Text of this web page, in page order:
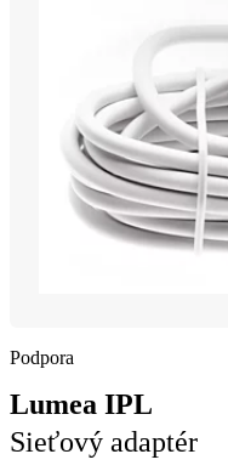
Podpora
Lumea IPL
Sieťový adaptér